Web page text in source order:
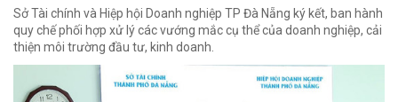
Sở Tài chính và Hiệp hội Doanh nghiệp TP Đà Nẵng ký kết, ban hành
quy chế phối hợp xử lý các vướng mắc cụ thể của doanh nghiệp, cải
thiện môi trường đầu tư, kinh doanh.